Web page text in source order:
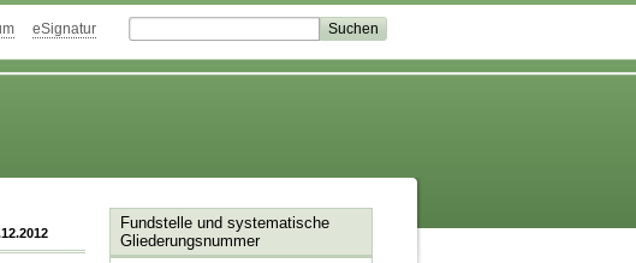
eSignatur
Fundstelle und systematische
Gliederungsnummer